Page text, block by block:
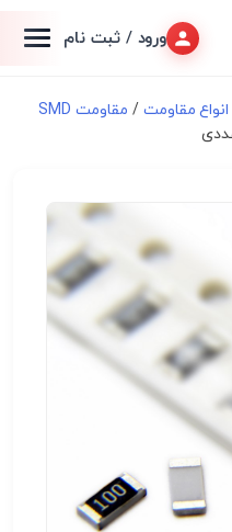
ورود / ثبت نام
انواع مقاومت /
مقاومت SMD